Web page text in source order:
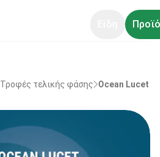
Τροφές τελικής φάσης Ocean Lucet